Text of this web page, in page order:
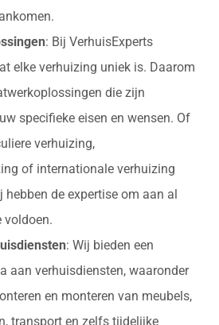
: Bij VerhuisExperts
elke verhuizing uniek is. Daarom
die zijn
specifieke eisen en wensen. Of
verhuizing,
of internationale verhuizing
hebben de expertise om aan al
voldoen.
: Wij bieden een
aan verhuisdiensten, waaronder
en monteren van meubels,
transport en zelfs tijdelijke